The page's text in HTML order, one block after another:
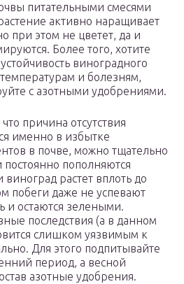
питательными смесями
активно наращивает
при этом не цветет, да и
Более того, хотите
виноградного
и болезням,
с азотными удобрениями.
причина отсутствия
именно в избытке
в почве, можно тщательно
пополняются
растет вплоть до
побеги даже не успевают
и остаются зелеными.
последствия (а в данном
слишком уязвимым к
Для этого подпитывайте
период, а весной
азотные удобрения.